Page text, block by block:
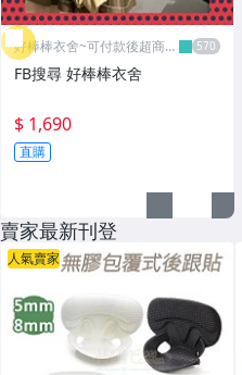
好棒棒衣舍~可付款後超商取
貨
FB搜尋 好棒棒衣舍
$ 1,690
直購
賣家最新刊登
人氣賣家